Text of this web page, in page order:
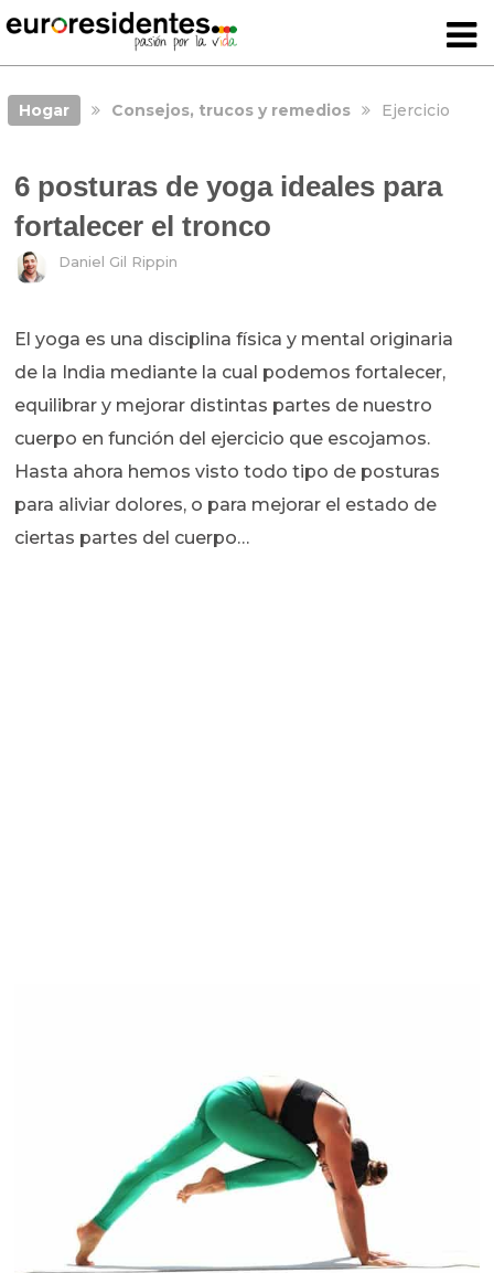
Hogar Consejos, trucos y remedios Ejercicio
6 posturas de yoga ideales para
fortalecer el tronco
Daniel Gil Rippin
El yoga es una disciplina física y mental originaria
de la India mediante la cual podemos fortalecer,
equilibrar y mejorar distintas partes de nuestro
cuerpo en función del ejercicio que escojamos.
Hasta ahora hemos visto todo tipo de posturas
para aliviar dolores, o para mejorar el estado de
ciertas partes del cuerpo…